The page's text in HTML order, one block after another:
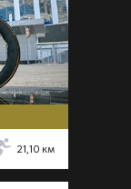
21,10 км